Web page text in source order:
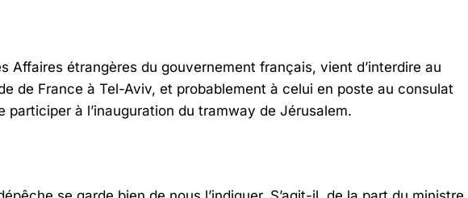
Affaires étrangères du gouvernement français, vient d’interdire au
de France à Tel-Aviv, et probablement à celui en poste au consulat
participer à l’inauguration du tramway de Jérusalem.